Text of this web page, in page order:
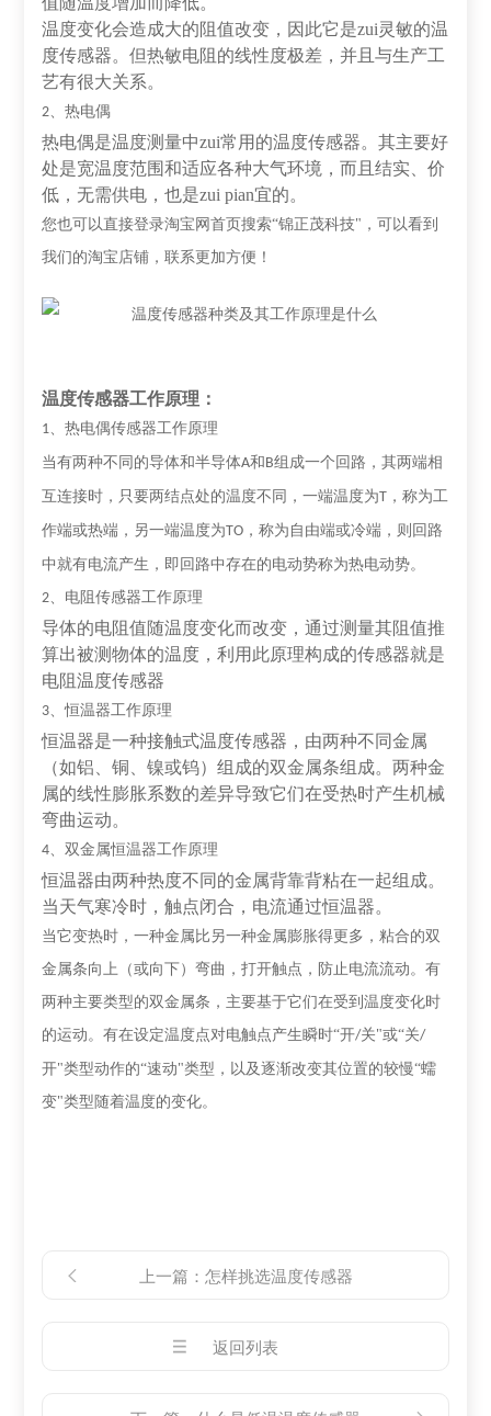
温度变化会造成大的阻值改变，因此它是zui灵敏的温
度传感器。但热敏电阻的线性度极差，并且与生产工
艺有很大关系。
2、热电偶
热电偶是温度测量中zui常用的温度传感器。其主要好
处是宽温度范围和适应各种大气环境，而且结实、价
低，无需供电，也是zui pian宜的。
您也可以直接登录淘宝网首页搜索“锦正茂科技"，可以看到
我们的淘宝店铺，联系更加方便！
温度传感器工作原理：
1、热电偶传感器工作原理
当有两种不同的导体和半导体A和 B组成一个回路，其两端相
互连接时，只要两结点处的温度不同，一端温度为T ，称为工
作端或热端，另一端温度为TO ，称为自由端或冷端，则回路
中就有电流产生，即回路中存在的电动势称为热电动势。
2、电阻传感器工作原理
导体的电阻值随温度变化而改变，通过测量其阻值推
算出被测物体的温度，利用此原理构成的传感器就是
电阻温度传感器
3、恒温器工作原理
恒温器是一种接触式温度传感器，由两种不同金属
（如铝、铜、镍或钨）组成的双金属条组成。两种金
属的线性膨胀系数的差异导致它们在受热时产生机械
弯曲运动。
4、双金属恒温器工作原理
恒温器由两种热度不同的金属背靠背粘在一起组成。
当天气寒冷时，触点闭合，电流通过恒温器。
当它变热时，一种金属比另一种金属膨胀得更多，粘合的双
金属条向上（或向下）弯曲，打开触点，防止电流流动。有
两种主要类型的双金属条，主要基于它们在受到温度变化时
的运动。有在设定温度点对电触点产生瞬时“开/关"或“关/
开"类型动作的“速动"类型，以及逐渐改变其位置的较慢“蠕
变"类型随着温度的变化。
上一篇： 怎样挑选温度传感器
返回列表